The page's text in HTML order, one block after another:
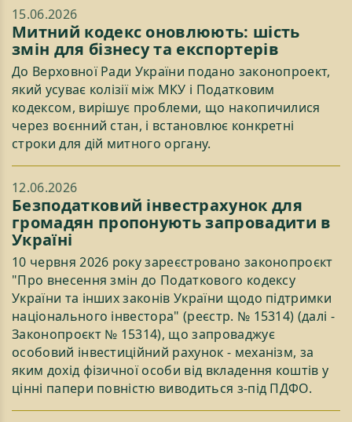
15.06.2026
Митний кодекс оновлюють: шість
змін для бізнесу та експортерів
До Верховної Ради України подано законопроект,
який усуває колізії між МКУ і Податковим
кодексом, вирішує проблеми, що накопичилися
через воєнний стан, і встановлює конкретні
строки для дій митного органу.
12.06.2026
Безподатковий інвестрахунок для
громадян пропонують запровадити в
Україні
10 червня 2026 року зареєстровано законопроєкт
"Про внесення змін до Податкового кодексу
України та інших законів України щодо підтримки
національного інвестора" (реєстр. № 15314) (далі -
Законопроєкт № 15314), що запроваджує
особовий інвестиційний рахунок - механізм, за
яким дохід фізичної особи від вкладення коштів у
цінні папери повністю виводиться з-під ПДФО.